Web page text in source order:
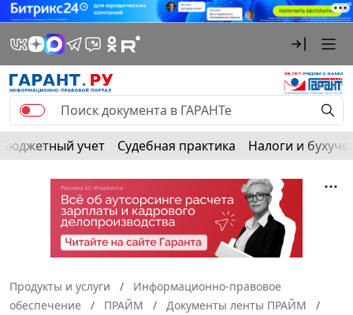
Бюджетный учет Судебная практика Налоги и
Продукты и услуги
Информационно-правовое
обеспечение
ПРАЙМ
Документы ленты ПРАЙМ